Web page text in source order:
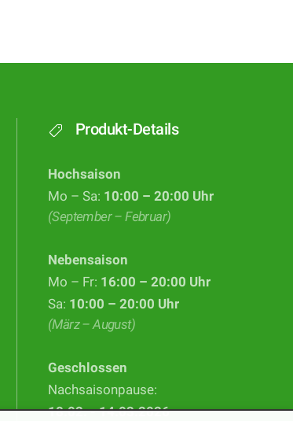
Produkt-Details
Hochsaison
Mo – Sa: 10:00 – 20:00 Uhr
(September – Februar)
Nebensaison
Mo – Fr: 16:00 – 20:00 Uhr
Sa: 10:00 – 20:00 Uhr
(März – August)
Geschlossen
Nachsaisonpause:
18.02. - 14.03.2026